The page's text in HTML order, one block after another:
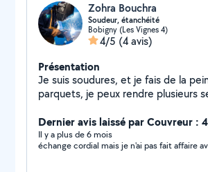
Zohra Bouchra
Soudeur, étanchéité
Bobigny (Les Vignes 4)
4/5 (4 avis)
Présentation
Je suis soudures, et je fais de la
parquets, je peux rendre plusieurs
Dernier avis laissé par Couvreur :
Il y a plus de 6 mois
échange cordial mais je n'ai pas fait affaire